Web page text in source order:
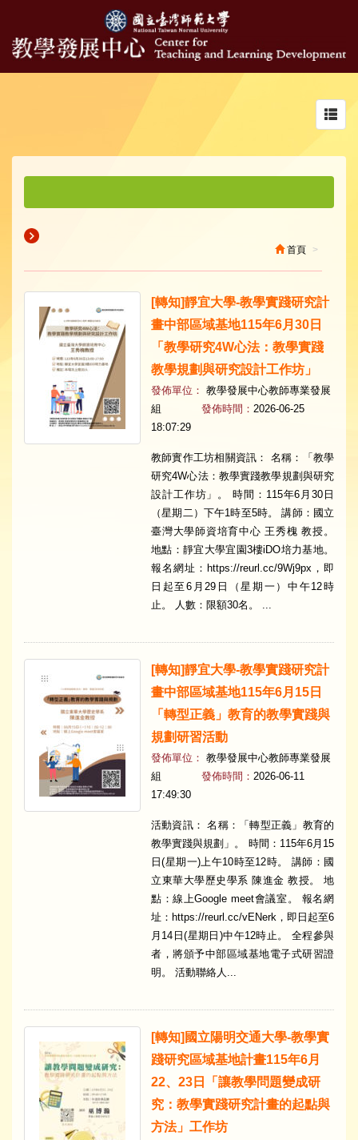
首頁
​[轉知]靜宜大學-教學實踐研究計
畫中部區域基地115年6月30日
「教學研究4W心法：教學實踐
教學規劃與研究設計工作坊」
發佈單位： 教學發展中心教師專業發展
組
發佈時間： 2026-06-25
18:07:29
教師實作工坊相關資訊： 名稱：「教學
研究4W心法：教學實踐教學規劃與研究
設計工作坊」。 時間：115年6月30日
（星期二）下午1時至5時。 講師：國立
臺灣大學師資培育中心 王秀槐 教授。
地點：靜宜大學宜園3樓iDO培力基地。
報名網址：https://reurl.cc/9Wj9px，即
日起至6月29日（星期一）中午12時
止。 人數：限額30名。 ...
​[轉知]靜宜大學-教學實踐研究計
畫中部區域基地115年6月15日
「轉型正義」教育的教學實踐與
規劃研習活動
發佈單位： 教學發展中心教師專業發展
組
發佈時間： 2026-06-11
17:49:30
活動資訊： 名稱：「轉型正義」教育的
教學實踐與規劃」。 時間：115年6月15
日(星期一)上午10時至12時。 講師：國
立東華大學歷史學系 陳進金 教授。 地
點：線上Google meet會議室。 報名網
址：https://reurl.cc/vENerk，即日起至6
月14日(星期日)中午12時止。 全程參與
者，將頒予中部區域基地電子式研習證
明。 活動聯絡人...
​[轉知]國立陽明交通大學-教學實
踐研究區域基地計畫115年6月
22、23日「讓教學問題變成研
究：教學實踐研究計畫的起點與
方法」工作坊